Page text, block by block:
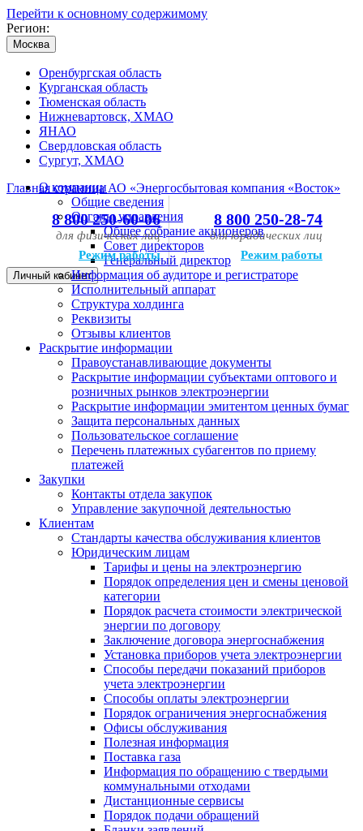
Перейти к основному содержимому
Регион:
Москва
Оренбургская область
Курганская область
Тюменская область
Нижневартовск, ХМАО
ЯНАО
Свердловская область
Сургут, ХМАО
Главная страница АО «Энергосбытовая компания «Восток»
8 800 250-60-06
для физических лиц
Режим работы
8 800 250-28-74
для юридических лиц
Режим работы
Личный кабинет
О компании
Общие сведения
Органы управления
Общее собрание акционеров
Совет директоров
Генеральный директор
Информация об аудиторе и регистраторе
Исполнительный аппарат
Структура холдинга
Реквизиты
Отзывы клиентов
Раскрытие информации
Правоустанавливающие документы
Раскрытие информации субъектами оптового и
розничных рынков электроэнергии
Раскрытие информации эмитентом ценных бумаг
Защита персональных данных
Пользовательское соглашение
Перечень платежных субагентов по приему
платежей
Закупки
Контакты отдела закупок
Управление закупочной деятельностью
Клиентам
Стандарты качества обслуживания клиентов
Юридическим лицам
Тарифы и цены на электроэнергию
Порядок определения цен и смены ценовой
категории
Порядок расчета стоимости электрической
энергии по договору
Заключение договора энергоснабжения
Установка приборов учета электроэнергии
Способы передачи показаний приборов
учета электроэнергии
Способы оплаты электроэнергии
Порядок ограничения энергоснабжения
Офисы обслуживания
Полезная информация
Поставка газа
Информация по обращению с твердыми
коммунальными отходами
Дистанционные сервисы
Порядок подачи обращений